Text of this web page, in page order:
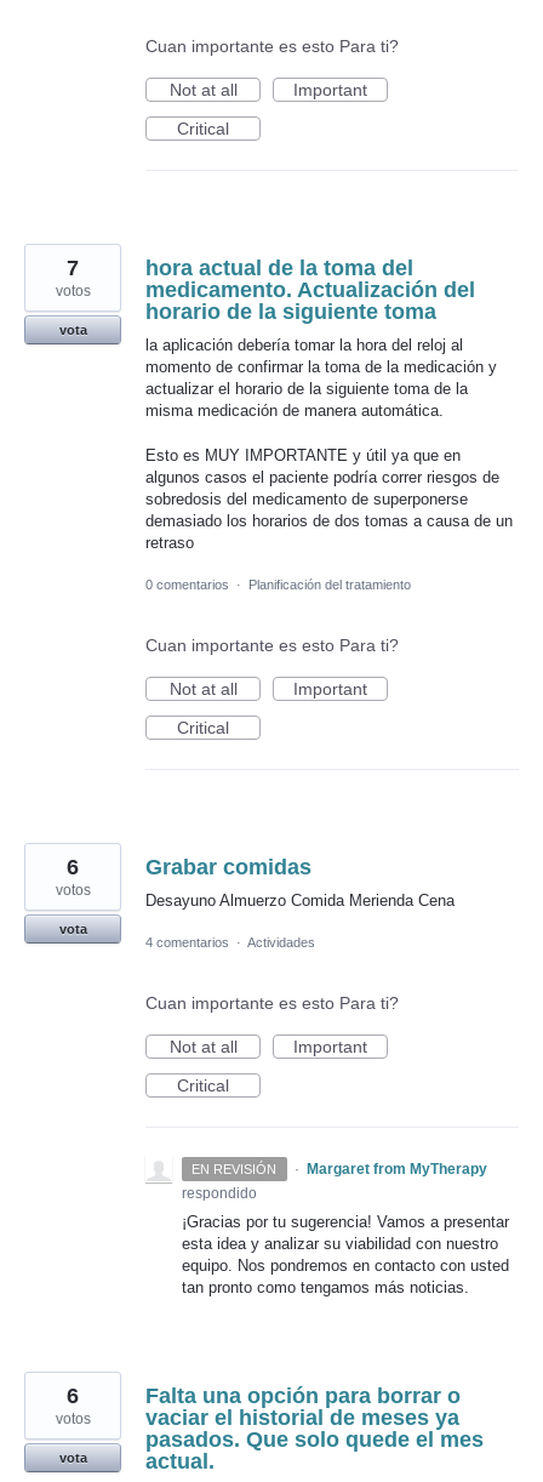
Cuan importante es esto Para ti?
Not at all
Important
Critical
hora actual de la toma del
medicamento. Actualización del
horario de la siguiente toma
la aplicación debería tomar la hora del reloj al
momento de confirmar la toma de la medicación y
actualizar el horario de la siguiente toma de la
misma medicación de manera automática.
Esto es MUY IMPORTANTE y útil ya que en
algunos casos el paciente podría correr riesgos de
sobredosis del medicamento de superponerse
demasiado los horarios de dos tomas a causa de un
retraso
7
votos
vota
0 comentarios · Planificación del tratamiento
Cuan importante es esto Para ti?
Not at all
Important
Critical
Grabar comidas
Desayuno Almuerzo Comida Merienda Cena
6
votos
vota
4 comentarios
· Actividades
Cuan importante es esto Para ti?
Not at all
Important
Critical
EN REVISIÓN ·
Margaret from MyTherapy
respondido
¡Gracias por tu sugerencia! Vamos a presentar
esta idea y analizar su viabilidad con nuestro
equipo. Nos pondremos en contacto con usted
tan pronto como tengamos más noticias.
Falta una opción para borrar o
vaciar el historial de meses ya
pasados. Que solo quede el mes
actual.
6
votos
vota